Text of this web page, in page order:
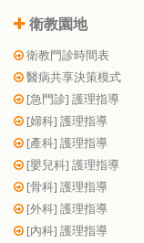
衛教園地
衛教門診時間表
醫病共享決策模式
[急門診] 護理指導
[婦科] 護理指導
[產科] 護理指導
[嬰兒科] 護理指導
[骨科] 護理指導
[外科] 護理指導
[內科] 護理指導